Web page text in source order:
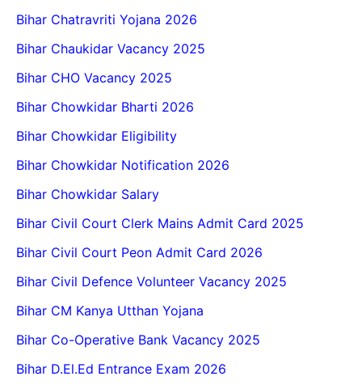
Bihar Chatravriti Yojana 2026
Bihar Chaukidar Vacancy 2025
Bihar CHO Vacancy 2025
Bihar Chowkidar Bharti 2026
Bihar Chowkidar Eligibility
Bihar Chowkidar Notification 2026
Bihar Chowkidar Salary
Bihar Civil Court Clerk Mains Admit Card 2025
Bihar Civil Court Peon Admit Card 2026
Bihar Civil Defence Volunteer Vacancy 2025
Bihar CM Kanya Utthan Yojana
Bihar Co-Operative Bank Vacancy 2025
Bihar D.El.Ed Entrance Exam 2026